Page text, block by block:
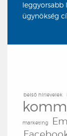
leggyorsabb
ügynökség
belső hírlevelek
marketing